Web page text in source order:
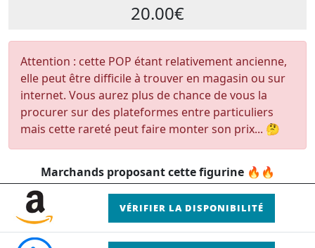
20.00€
Attention : cette POP étant relativement ancienne,
elle peut être difficile à trouver en magasin ou sur
internet. Vous aurez plus de chance de vous la
procurer sur des plateformes entre particuliers
mais cette rareté peut faire monter son prix... 🤔
Marchands proposant cette figurine 🔥🔥
VÉRIFIER LA DISPONIBILITÉ